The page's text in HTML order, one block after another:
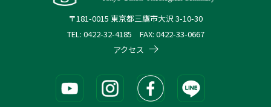
〒181-0015 東京都三鷹市大沢 3-10-30
TEL: 0422-32-4185 FAX: 0422-33-0667
アクセス